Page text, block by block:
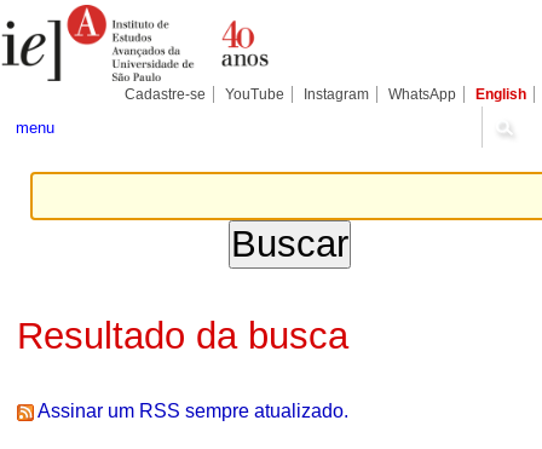
para
conteúdo.
Pessoais
Cadastre-se YouTube Instagram WhatsApp English
menu
Resultado da busca
Assinar um RSS sempre atualizado.